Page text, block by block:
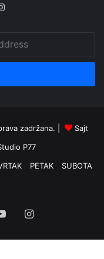
zadržana. |
Sajt
P77
PETAK
SUBOTA
YouTubeInstagram